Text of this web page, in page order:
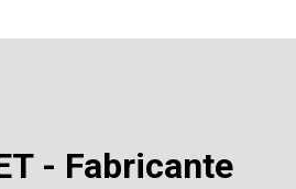
- Fabricante